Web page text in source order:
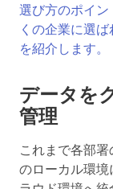
選び方のポイ
くの企業に選
を紹介します。
データを
管理
これまで各部
のローカル環境